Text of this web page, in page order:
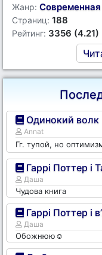
Жанр: Современная
Страниц: 188
Рейтинг: 3356 (4.21)
Одинокий волк
Annat
Гг. тупой, но
Гаррі Поттер і
Даша
Чудова книга
Гаррі Поттер і
Даша
Обожнюю☺️